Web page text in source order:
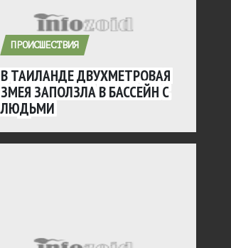
ПРОИСШЕСТВИЯ
В ТАИЛАНДЕ ДВУХМЕТРОВАЯ
ЗМЕЯ ЗАПОЛЗЛА В БАССЕЙН С
ЛЮДЬМИ